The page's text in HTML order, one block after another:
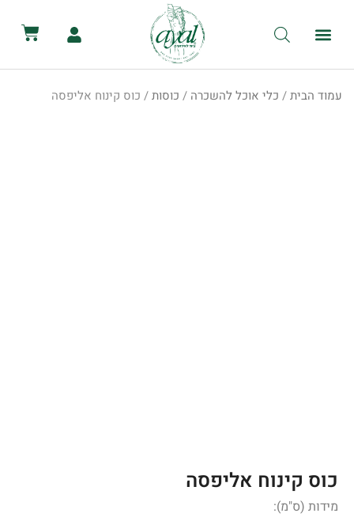
כוס קינוח אליפסה
מידות (ס"מ):
עמוד הבית/ כלי אוכל להשכרה / כוסות/ כוס קינוח אליפסה